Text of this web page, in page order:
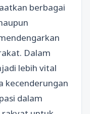
berbagai
Dalam
lebih vital
kecenderungan
dalam